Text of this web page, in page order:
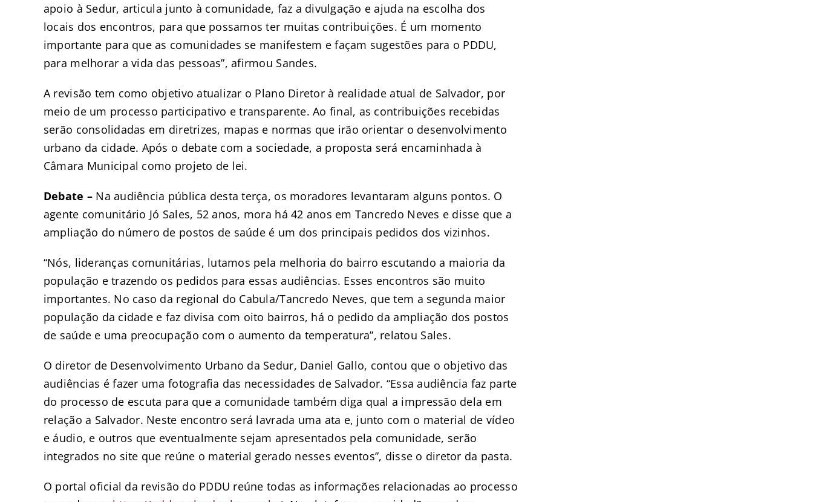
apoio à Sedur, articula junto à comunidade, faz a divulgação e ajuda na escolha dos
locais dos encontros, para que possamos ter muitas contribuições. É um momento
importante para que as comunidades se manifestem e façam sugestões para o PDDU,
para melhorar a vida das pessoas”, afirmou Sandes.
A revisão tem como objetivo atualizar o Plano Diretor à realidade atual de Salvador, por
meio de um processo participativo e transparente. Ao final, as contribuições recebidas
serão consolidadas em diretrizes, mapas e normas que irão orientar o desenvolvimento
urbano da cidade. Após o debate com a sociedade, a proposta será encaminhada à
Câmara Municipal como projeto de lei.
Debate – Na audiência pública desta terça, os moradores levantaram alguns pontos. O
agente comunitário Jó Sales, 52 anos, mora há 42 anos em Tancredo Neves e disse que a
ampliação do número de postos de saúde é um dos principais pedidos dos vizinhos.
“Nós, lideranças comunitárias, lutamos pela melhoria do bairro escutando a maioria da
população e trazendo os pedidos para essas audiências. Esses encontros são muito
importantes. No caso da regional do Cabula/Tancredo Neves, que tem a segunda maior
população da cidade e faz divisa com oito bairros, há o pedido da ampliação dos postos
de saúde e uma preocupação com o aumento da temperatura”, relatou Sales.
O diretor de Desenvolvimento Urbano da Sedur, Daniel Gallo, contou que o objetivo das
audiências é fazer uma fotografia das necessidades de Salvador. “Essa audiência faz parte
do processo de escuta para que a comunidade também diga qual a impressão dela em
relação a Salvador. Neste encontro será lavrada uma ata e, junto com o material de vídeo
e áudio, e outros que eventualmente sejam apresentados pela comunidade, serão
integrados no site que reúne o material gerado nesses eventos”, disse o diretor da pasta.
O portal oficial da revisão do PDDU reúne todas as informações relacionadas ao processo